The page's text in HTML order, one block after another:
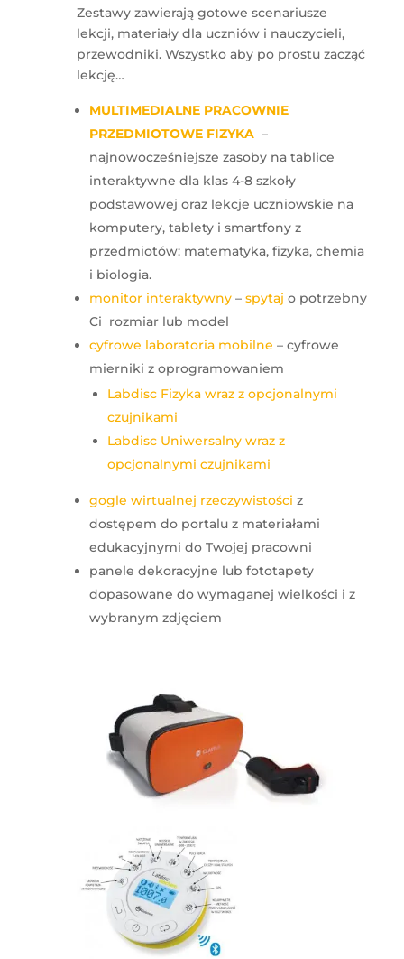
Zestawy zawierają gotowe scenariusze
lekcji, materiały dla uczniów i nauczycieli,
przewodniki. Wszystko aby po prostu zacząć
lekcję…
MULTIMEDIALNE PRACOWNIE
PRZEDMIOTOWE FIZYKA –
najnowocześniejsze zasoby na tablice
interaktywne dla klas 4-8 szkoły
podstawowej oraz lekcje uczniowskie na
komputery, tablety i smartfony z
przedmiotów: matematyka, fizyka, chemia
i biologia.
monitor interaktywny –spytaj o potrzebny
Ci rozmiar lub model
cyfrowe laboratoria mobilne – cyfrowe
mierniki z oprogramowaniem
Labdisc Fizyka wraz z opcjonalnymi
czujnikami
Labdisc Uniwersalny wraz z
opcjonalnymi czujnikami
gogle wirtualnej rzeczywistości z
dostępem do portalu z materiałami
edukacyjnymi do Twojej pracowni
panele dekoracyjne lub fototapety
dopasowane do wymaganej wielkości i z
wybranym zdjęciem